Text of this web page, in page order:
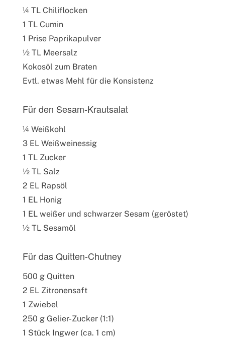
¼ TL Chiliflocken
1 TL Cumin
1 Prise Paprikapulver
½ TL Meersalz
Kokosöl zum Braten
Evtl. etwas Mehl für die Konsistenz
Für den Sesam-Krautsalat
¼ Weißkohl
3 EL Weißweinessig
1 TL Zucker
½ TL Salz
2 EL Rapsöl
1 EL Honig
1 EL weißer und schwarzer Sesam (geröstet)
½ TL Sesamöl
Für das Quitten-Chutney
500 g Quitten
2 EL Zitronensaft
1 Zwiebel
250 g Gelier-Zucker (1:1)
1 Stück Ingwer (ca. 1 cm)